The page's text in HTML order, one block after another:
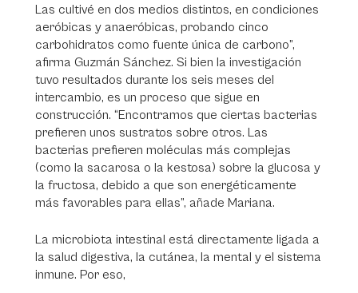
Las cultivé en dos medios distintos, en condiciones
aeróbicas y anaeróbicas, probando cinco
carbohidratos como fuente única de carbono”,
afirma Guzmán Sánchez. Si bien la investigación
tuvo resultados durante los seis meses del
intercambio, es un proceso que sigue en
construcción. “Encontramos que ciertas bacterias
prefieren unos sustratos sobre otros. Las
bacterias prefieren moléculas más complejas
(como la sacarosa o la kestosa) sobre la glucosa y
la fructosa, debido a que son energéticamente
más favorables para ellas”, añade Mariana.
La microbiota intestinal está directamente ligada a
la salud digestiva, la cutánea, la mental y el sistema
inmune. Por eso,